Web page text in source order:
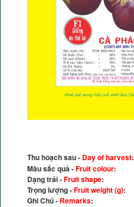
Thu hoạch sau - Day of harvest:
Màu sắc quả -Fruit colour:
Dạng trái -Fruit shape:
Trọng lượng -Fruit weight (g):
Ghi Chú - Remarks: